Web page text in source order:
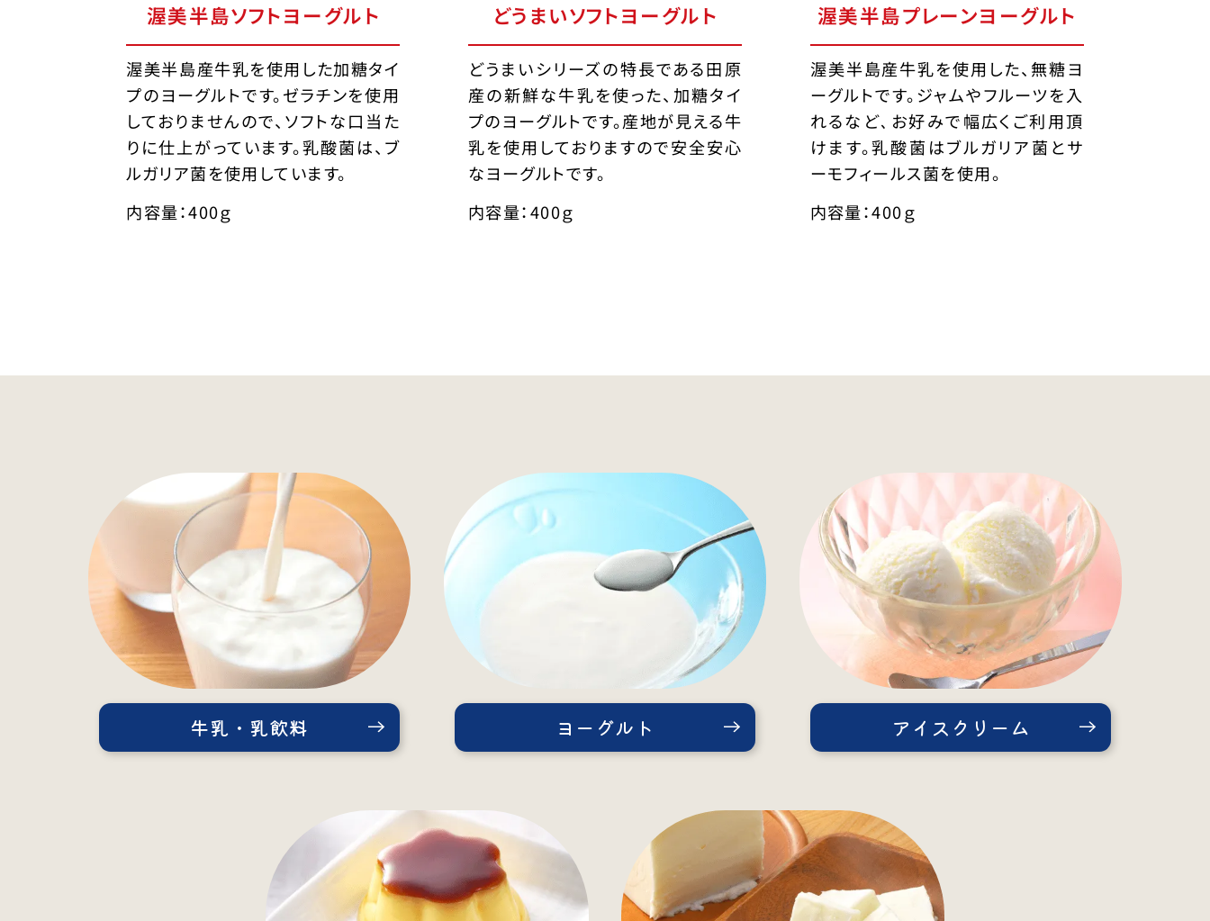
渥美半島ソフトヨーグルト
渥美半島産牛乳を使用した加糖タイ
プのヨーグルトです。ゼラチンを使用
しておりませんので、ソフトな口当た
りに仕上がっています。乳酸菌は、ブ
ルガリア菌を使用しています。
内容量：400ｇ
どうまいソフトヨーグルト
どうまいシリーズの特長である田原
産の新鮮な牛乳を使った、加糖タイ
プのヨーグルトです。産地が見える牛
乳を使用しておりますので安全安心
なヨーグルトです。
内容量：400ｇ
渥美半島プレーンヨーグルト
渥美半島産牛乳を使用した、無糖ヨ
ーグルトです。ジャムやフルーツを入
れるなど､お好みで幅広くご利用頂
けます。乳酸菌はブルガリア菌とサ
ーモフィールス菌を使用。
内容量：400ｇ
牛乳・乳飲料 ヨーグルト アイスクリーム